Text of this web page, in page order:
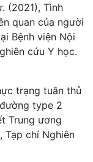
(2021), Tình
quan của người
Bệnh viện Nội
cứu Y học.
trạng tuân thủ
type 2
Trung ương
Tạp chí Nghiên